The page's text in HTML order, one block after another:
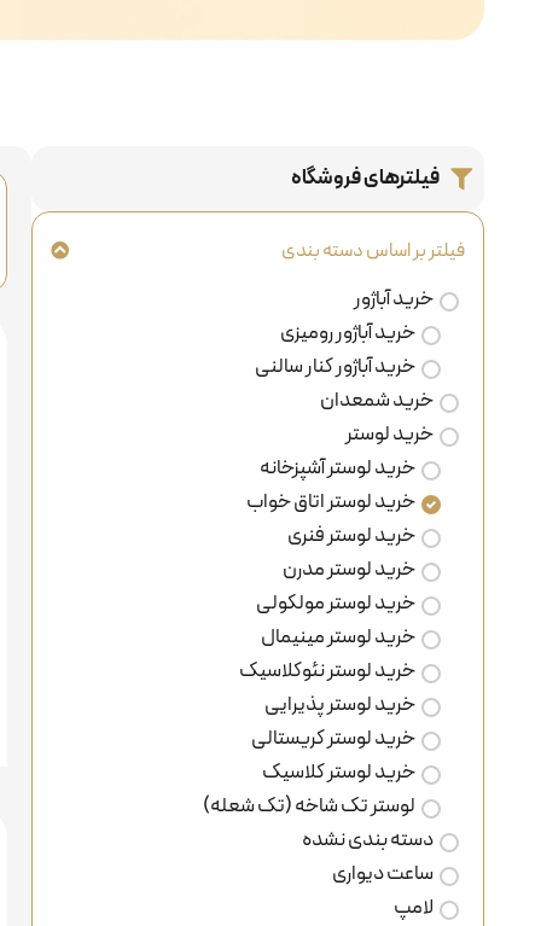
فیلترهای فروشگاه
فیلتر بر اساس دسته بندی
خرید آباژور
خرید آباژور رومیزی
خرید آباژور کنار سالنی
خرید شمعدان
خرید لوستر
خرید لوستر آشپزخانه
خرید لوستر اتاق خواب
خرید لوستر فنری
خرید لوستر مدرن
خرید لوستر مولکولی
خرید لوستر مینیمال
خرید لوستر نئوکلاسیک
خرید لوستر پذیرایی
خرید لوستر کریستالی
خرید لوستر کلاسیک
لوستر تک شاخه (تک شعله)
دسته بندی نشده
ساعت دیواری
لامپ